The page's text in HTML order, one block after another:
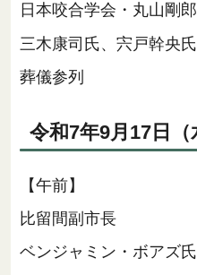
日本咬合学会・丸山剛
三木康司氏、宍戸幹央氏
葬儀参列
令和7年9月17日（
【午前】
比留間副市長
ベンジャミン・ボアズ氏